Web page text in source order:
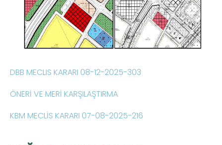
DBB MECLIS KARARI 08-12-2025-303
ÖNERİ VE MERİ KARŞILAŞTIRMA
KBM MECLİS KARARI 07-08-2025-216